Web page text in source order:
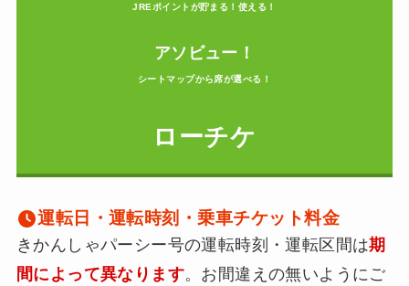
JREポイントが貯まる！使える！
アソビュー！
シートマップから席が選べる！
ローチケ
運転日・運転時刻・乗車チケット料金
きかんしゃパーシー号の運転時刻・運転区間は期
間によって異なります。お間違えの無いようにご